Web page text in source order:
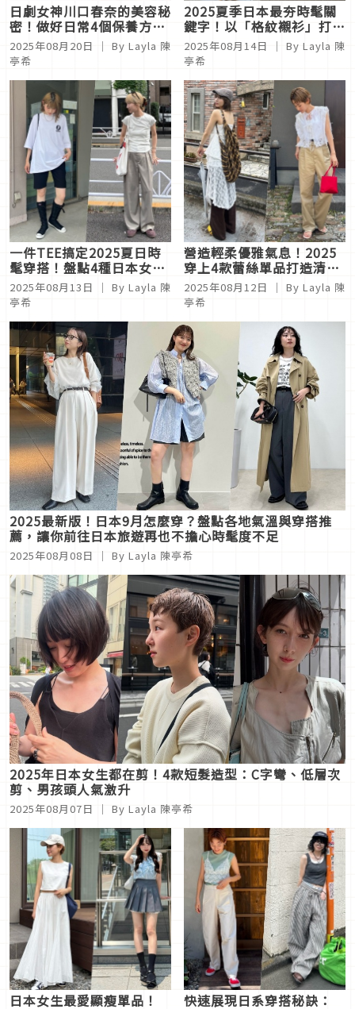
日劇女神川口春奈的美容秘
密！做好日常4個保養方式
輕鬆擁有水光肌
2025年08月20日
｜ By Layla 陳
亭希
2025夏季日本最夯時髦關
鍵字！以「格紋襯衫」打造
4套日系LOOK
2025年08月14日
｜ By Layla 陳
亭希
一件TEE搞定2025夏日時
髦穿搭！盤點4種日本女生
激推混搭技巧
2025年08月13日
｜ By Layla 陳
亭希
營造輕柔優雅氣息！2025
穿上4款蕾絲單品打造清爽
透明感造型
2025年08月12日
｜ By Layla 陳
亭希
2025最新版！日本9月怎麼穿？盤點各地氣溫與穿搭推
薦，讓你前往日本旅遊再也不擔心時髦度不足
2025年08月08日 ｜ By Layla 陳亭希
2025年日本女生都在剪！4款短髮造型：C字彎、低層次
剪、男孩頭人氣激升
2025年08月07日 ｜ By Layla 陳亭希
日本女生最愛顯瘦單品！ 快速展現日系穿搭秘訣：